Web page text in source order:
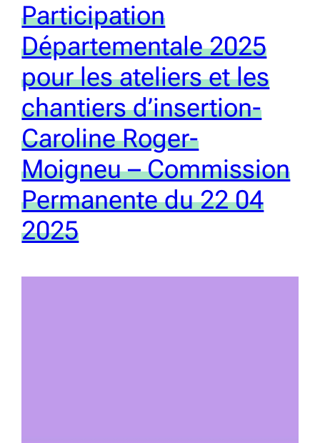
Participation
Départementale 2025
pour les ateliers et les
chantiers d’insertion-
Caroline Roger-
Moigneu – Commission
Permanente du 22 04
2025